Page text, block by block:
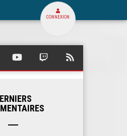
CONNEXION
SQUARE SQUARE SQUARE